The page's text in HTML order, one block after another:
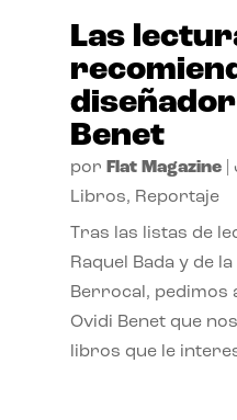
Las
Benet
por Flat Magazine|
Libros, Reportaje
Tras las listas de
Raquel Bada y de
Berrocal, pedimos
Ovidi Benet que
libros que le